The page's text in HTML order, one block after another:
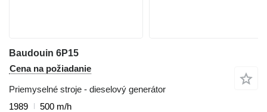
Baudouin 6P15
Cena na požiadanie
Priemyselné stroje - dieselový generátor
1989
500 m/h